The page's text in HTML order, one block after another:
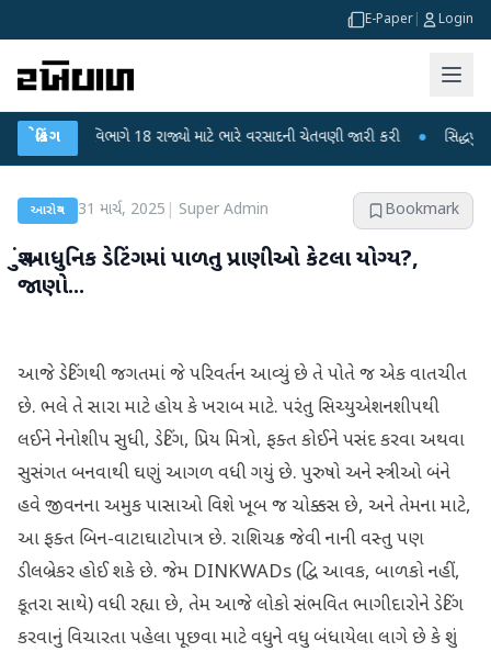
E-Paper Login
બ્રેકિંગ
હવામાન વિભાગે 18 રાજ્યો માટે ભારે વરસાદની ચેતવણી જારી કરી ● સિદ્ધપુરથી
આરોગ્ય 31 માર્ચ, 2025 Super Admin Bookmark
શું આધુનિક ડેટિંગમાં પાળતુ પ્રાણીઓ કેટલા યોગ્ય?,
જાણો...
આજે ડેટિંગથી જગતમાં જે પરિવર્તન આવ્યું છે તે પોતે જ એક વાતચીત
છે. ભલે તે સારા માટે હોય કે ખરાબ માટે. પરંતુ સિચ્યુએશનશીપથી
લઈને નેનોશીપ સુધી, ડેટિંગ, પ્રિય મિત્રો, ફક્ત કોઈને પસંદ કરવા અથવા
સુસંગત બનવાથી ઘણું આગળ વધી ગયું છે. પુરુષો અને સ્ત્રીઓ બંને
હવે જીવનના અમુક પાસાઓ વિશે ખૂબ જ ચોક્કસ છે, અને તેમના માટે,
આ ફક્ત બિન-વાટાઘાટોપાત્ર છે. રાશિચક્ર જેવી નાની વસ્તુ પણ
ડીલબ્રેકર હોઈ શકે છે. જેમ DINKWADs (દ્વિ આવક, બાળકો નહીં,
કૂતરા સાથે) વધી રહ્યા છે, તેમ આજે લોકો સંભવિત ભાગીદારોને ડેટિંગ
કરવાનું વિચારતા પહેલા પૂછવા માટે વધુને વધુ બંધાયેલા લાગે છે કે શું